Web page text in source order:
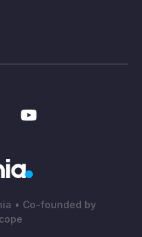
• Co-founded by